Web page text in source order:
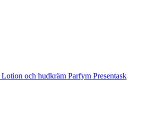
Lotion och hudkräm Parfym Presentask